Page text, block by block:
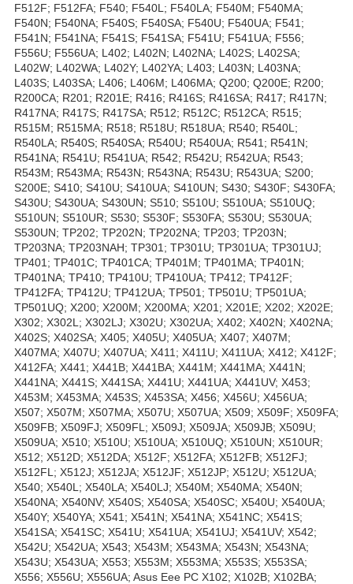
F512F; F512FA; F540; F540L; F540LA; F540M; F540MA;
F540N; F540NA; F540S; F540SA; F540U; F540UA; F541;
F541N; F541NA; F541S; F541SA; F541U; F541UA; F556;
F556U; F556UA; L402; L402N; L402NA; L402S; L402SA;
L402W; L402WA; L402Y; L402YA; L403; L403N; L403NA;
L403S; L403SA; L406; L406M; L406MA; Q200; Q200E; R200;
R200CA; R201; R201E; R416; R416S; R416SA; R417; R417N;
R417NA; R417S; R417SA; R512; R512C; R512CA; R515;
R515M; R515MA; R518; R518U; R518UA; R540; R540L;
R540LA; R540S; R540SA; R540U; R540UA; R541; R541N;
R541NA; R541U; R541UA; R542; R542U; R542UA; R543;
R543M; R543MA; R543N; R543NA; R543U; R543UA; S200;
S200E; S410; S410U; S410UA; S410UN; S430; S430F; S430FA;
S430U; S430UA; S430UN; S510; S510U; S510UA; S510UQ;
S510UN; S510UR; S530; S530F; S530FA; S530U; S530UA;
S530UN; TP202; TP202N; TP202NA; TP203; TP203N;
TP203NA; TP203NAH; TP301; TP301U; TP301UA; TP301UJ;
TP401; TP401C; TP401CA; TP401M; TP401MA; TP401N;
TP401NA; TP410; TP410U; TP410UA; TP412; TP412F;
TP412FA; TP412U; TP412UA; TP501; TP501U; TP501UA;
TP501UQ; X200; X200M; X200MA; X201; X201E; X202; X202E;
X302; X302L; X302LJ; X302U; X302UA; X402; X402N; X402NA;
X402S; X402SA; X405; X405U; X405UA; X407; X407M;
X407MA; X407U; X407UA; X411; X411U; X411UA; X412; X412F;
X412FA; X441; X441B; X441BA; X441M; X441MA; X441N;
X441NA; X441S; X441SA; X441U; X441UA; X441UV; X453;
X453M; X453MA; X453S; X453SA; X456; X456U; X456UA;
X507; X507M; X507MA; X507U; X507UA; X509; X509F; X509FA;
X509FB; X509FJ; X509FL; X509J; X509JA; X509JB; X509U;
X509UA; X510; X510U; X510UA; X510UQ; X510UN; X510UR;
X512; X512D; X512DA; X512F; X512FA; X512FB; X512FJ;
X512FL; X512J; X512JA; X512JF; X512JP; X512U; X512UA;
X540; X540L; X540LA; X540LJ; X540M; X540MA; X540N;
X540NA; X540NV; X540S; X540SA; X540SC; X540U; X540UA;
X540Y; X540YA; X541; X541N; X541NA; X541NC; X541S;
X541SA; X541SC; X541U; X541UA; X541UJ; X541UV; X542;
X542U; X542UA; X543; X543M; X543MA; X543N; X543NA;
X543U; X543UA; X553; X553M; X553MA; X553S; X553SA;
X556; X556U; X556UA; Asus Eee PC X102; X102B; X102BA;